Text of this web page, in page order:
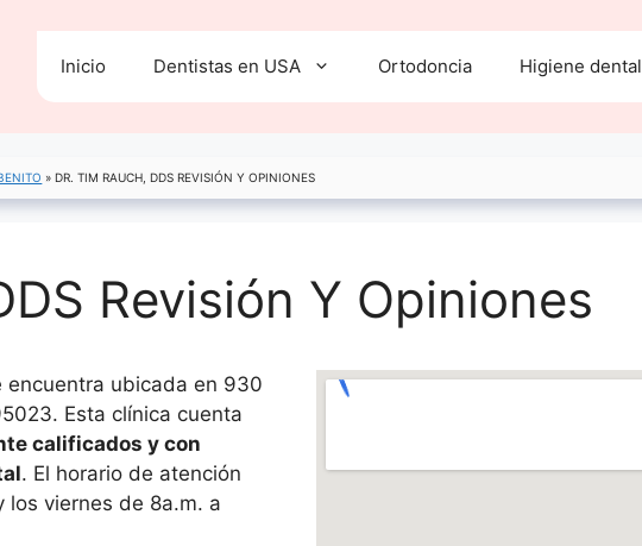
Inicio Dentistas en USA Ortodoncia Higiene dental
»DR. TIM RAUCH, DDS REVISIÓN Y OPINIONES
Revisión Y Opiniones
encuentra ubicada en 930
Esta clínica cuenta
calificados y con
. El horario de atención
los viernes de 8a.m. a